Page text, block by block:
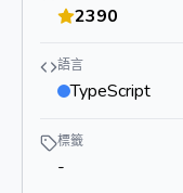
2390
語言
TypeScript
標籤
-